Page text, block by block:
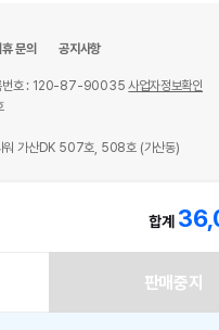
합계
판매중지
문의 공지사항
번호 : 120-87-90035사업자정보확인
워 가산DK 507호, 508호 (가산동)